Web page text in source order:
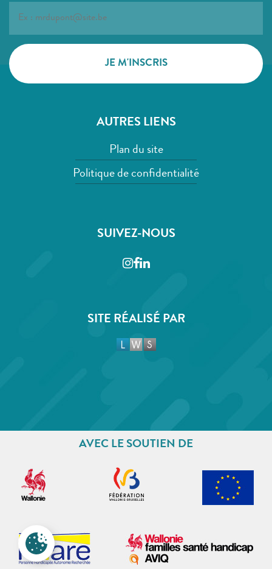
AUTRES LIENS
Plan du site
Politique de confidentialité
SUIVEZ-NOUS
Instagram
Facebook
LinkedIn
SITE RÉALISÉ PAR
AVEC LE SOUTIEN DE